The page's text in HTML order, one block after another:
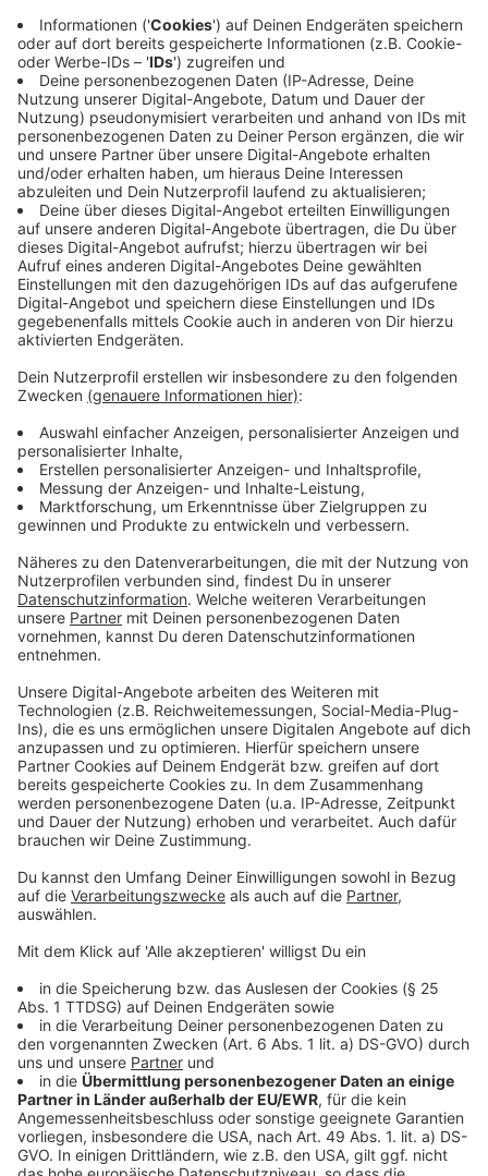
neue Zukunft führen, doch hinter den Kulissen zieht er
skrupellos die Fäden. Auch Matt spürt, dass seine
einstige Fehde mit Fisk alles andere als vorbei ist.
Während beide Männer versuchen, ihre dunklen Seiten
zu begraben, werden sie von den Dämonen ihrer
Vergangenheit eingeholt. Schon bald stehen sie erneut
auf entgegengesetzten Seiten – als Daredevil und
Kingpin.
Streaming-Dienst: Disney+
Anzeige
Zustimmung, um den YouTube
Video-Service zu laden!
Wir verwenden einen Service eines
Drittanbieters, um Videoinhalte
einzubetten. Dieser Service kann
Daten zu Ihren Aktivitäten
sammeln. Bitte lesen Sie die
Details durch und stimmen Sie der
Nutzung des Service zu, um dieses
Video anzusehen.
Mehr Informationen
Akzeptieren
powered byUsercentrics Consent
Management Platform
Will Fisk die Stadt wikrlich in eine glänzende Zukunft
führen? Oder stürzt er sie ins Leid und Chaos?
Anzeige
© Copyright: Disney+
Im "normalen" Leben ist Murdock ein ganz normaler
Anwalt mit ganz normalen Freunden.
Anzeige
©Copyright: Disney+
Noch sitzen sie nett beisammen. Doch Murdock und
Fisk werden schon bald erbittert gegeneinander